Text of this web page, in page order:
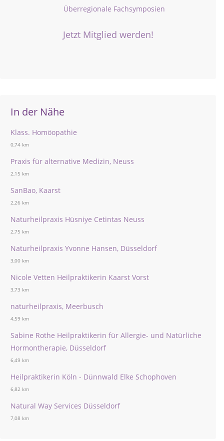
Überregionale Fachsymposien
Jetzt Mitglied werden!
In der Nähe
Klass. Homöopathie
0,74 km
Praxis für alternative Medizin, Neuss
2,15 km
SanBao, Kaarst
2,26 km
Naturheilpraxis Hüsniye Cetintas Neuss
2,75 km
Naturheilpraxis Yvonne Hansen, Düsseldorf
3,00 km
Nicole Vetten Heilpraktikerin Kaarst Vorst
3,73 km
naturheilpraxis, Meerbusch
4,59 km
Sabine Rothe Heilpraktikerin für Allergie- und Natürliche
Hormontherapie, Düsseldorf
6,49 km
Heilpraktikerin Köln - Dünnwald Elke Schophoven
6,82 km
Natural Way Services Düsseldorf
7,08 km